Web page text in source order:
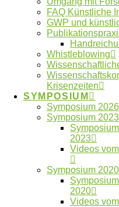
FAQ Künstliche
GWP und
Whistleblowing
Krisenzeiten
SYMPOSIUM
Symposium 2026
Symposium 2023
2023
Videos
Symposium 2020
2020
Videos
Anonymität
Datenfälschung
Fehlverhalten
Forschungsethik gute Betreuung
Künstliche
Ombudsgremium
Ombudsverfahren
Ombudswesen
Publikationspraxis Verlage
Whistleblower